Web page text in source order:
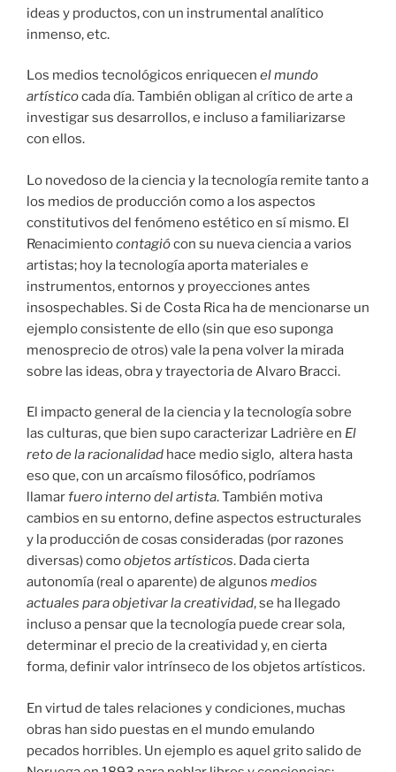
ideas y productos, con un instrumental analítico
inmenso, etc.
Los medios tecnológicos enriquecen el mundo
artísticocada día. También obligan al crítico de arte a
investigar sus desarrollos, e incluso a familiarizarse
con ellos.
Lo novedoso de la ciencia y la tecnología remite tanto a
los medios de producción como a los aspectos
constitutivos del fenómeno estético en sí mismo. El
Renacimientocontagiócon su nueva ciencia a varios
artistas; hoy la tecnología aporta materiales e
instrumentos, entornos y proyecciones antes
insospechables. Si de Costa Rica ha de mencionarse un
ejemplo consistente de ello (sin que eso suponga
menosprecio de otros) vale la pena volver la mirada
sobre las ideas, obra y trayectoria de Alvaro Bracci.
El impacto general de la ciencia y la tecnología sobre
las culturas, que bien supo caracterizar Ladrière en El
reto de la racionalidad hace medio siglo, altera hasta
eso que, con un arcaísmo filosófico, podríamos
llamarfuero interno del artista. También motiva
cambios en su entorno, define aspectos estructurales
y la producción de cosas consideradas (por razones
diversas) comoobjetos artísticos. Dada cierta
autonomía (real o aparente) de algunos medios
actuales para objetivar la creatividad, se ha llegado
incluso a pensar que la tecnología puede crear sola,
determinar el precio de la creatividad y, en cierta
forma, definir valor intrínseco de los objetos artísticos.
En virtud de tales relaciones y condiciones, muchas
obras han sido puestas en el mundo emulando
pecados horribles. Un ejemplo es aquel grito salido de